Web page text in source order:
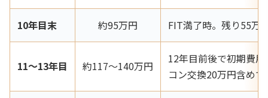
10年目末 約95万円 FIT満了時。残り55万
11〜13年目 約117〜140万円
12年目前後で初期費
コン交換20万円含め